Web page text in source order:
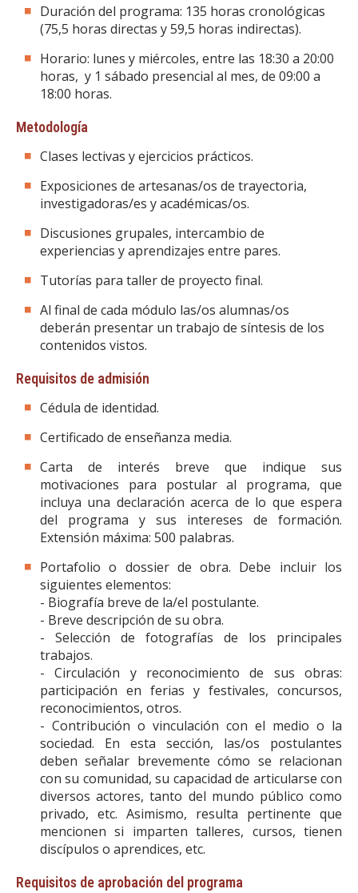
Duración del programa: 135 horas cronológicas
(75,5 horas directas y 59,5 horas indirectas).
Horario: lunes y miércoles, entre las 18:30 a 20:00
horas, y 1 sábado presencial al mes, de 09:00 a
18:00 horas.
Metodología
Clases lectivas y ejercicios prácticos.
Exposiciones de artesanas/os de trayectoria,
investigadoras/es y académicas/os.
Discusiones grupales, intercambio de
experiencias y aprendizajes entre pares.
Tutorías para taller de proyecto final.
Al final de cada módulo las/os alumnas/os
deberán presentar un trabajo de síntesis de los
contenidos vistos.
Requisitos de admisión
Cédula de identidad.
Certificado de enseñanza media.
Carta de interés breve que indique sus
motivaciones para postular al programa, que
incluya una declaración acerca de lo que espera
del programa y sus intereses de formación.
Extensión máxima: 500 palabras.
Portafolio o dossier de obra. Debe incluir los
siguientes elementos:
- Biografía breve de la/el postulante.
- Breve descripción de su obra.
- Selección de fotografías de los principales
trabajos.
- Circulación y reconocimiento de sus obras:
participación en ferias y festivales, concursos,
reconocimientos, otros.
- Contribución o vinculación con el medio o la
sociedad. En esta sección, las/os postulantes
deben señalar brevemente cómo se relacionan
con su comunidad, su capacidad de articularse con
diversos actores, tanto del mundo público como
privado, etc. Asimismo, resulta pertinente que
mencionen si imparten talleres, cursos, tienen
discípulos o aprendices, etc.
Requisitos de aprobación del programa